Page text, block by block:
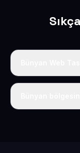
Tek fiyat